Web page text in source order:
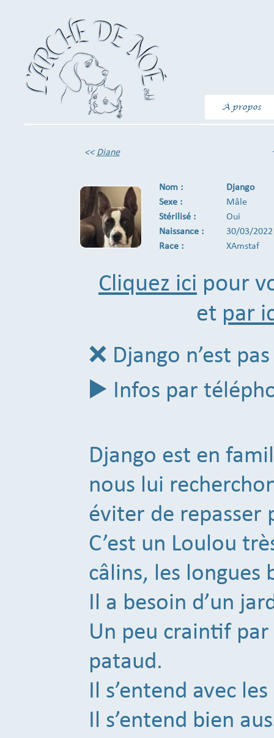
À propos
<< Diane
Nom :
Django
Sexe :
Mâle
Stérilisé :
Oui
Naissance :
30/03/2022
Race :
XAmstaf
Cliquez ici pour
et par
❌ Django n’est
▶️ Infos par
Django est en
nous lui
éviter de repasser
C’est un Loulou
câlins, les longues
Il a besoin d’un
Un peu craintif
pataud.
Il s’entend avec
Il s’entend bien